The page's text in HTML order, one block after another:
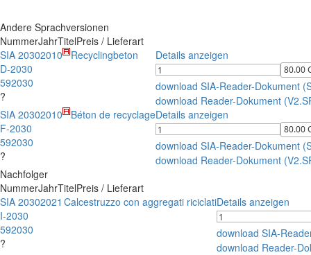
Andere Sprachversionen
NummerJahrTitelPreis / Lieferart
SIA 2030
D-2030
592030
?
2010 Recyclingbeton Details anzeigen
download SIA-Reader-Dokument
download Reader-Dokument
SIA 2030
F-2030
592030
?
2010 Béton de recyclageDetails anzeigen
download SIA-Reader-Dokument
download Reader-Dokument
Nachfolger
NummerJahrTitelPreis / Lieferart
SIA 2030
I-2030
592030
?
2021 Calcestruzzo con aggregati riciclatiDetails anzeigen
download SIA-
download Reader-